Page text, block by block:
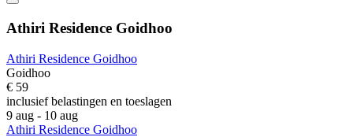
Athiri Residence Goidhoo
Athiri Residence Goidhoo
Goidhoo
€ 59
inclusief belastingen en toeslagen
9 aug - 10 aug
Athiri Residence Goidhoo